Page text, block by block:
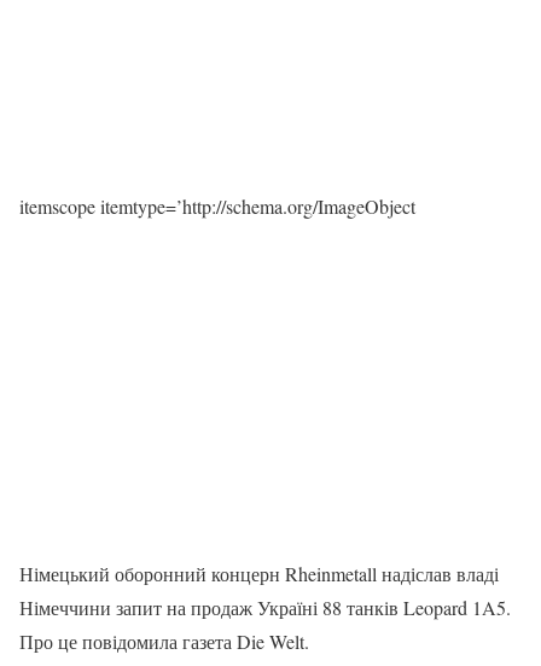
itemscope itemtype=’http://schema.org/ImageObject
Німецький оборонний концерн Rheinmetall надіслав владі
Німеччини запит на продаж Україні 88 танків Leopard 1A5.
Про це повідомила газета Die Welt.